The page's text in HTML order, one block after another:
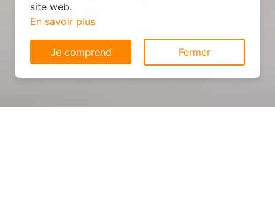
site web.
En savoir plus
Je comprend Fermer